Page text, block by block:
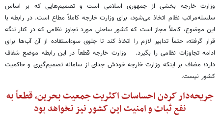
وزارت خارجه بخشی از جمهوری اسلامی است و تصمیم‌هایی که بر اساس
سلسله‌مراتب نظام اتخاذ می‌شود، برای وزارت خارجه کاملاً مطاع است. در رابطه با
این موضوع، کاملاً مجاز است که کشور ساحلیِ مورد تجاوز نظامی که در کنار تنگه
قرار گرفته، حتماً تدابیر لازم را اتخاذ کند تا جلوی سوءاستفاده از آن آب‌ها برای
ادامه تجاوزات نظامی را بگیرد. وزارت خارجه قطعاً در این رابطه موضع شفاف
دارد؛ مضاف بر اینکه وزارت خارجه خودش جدای از سامانه تصمیم‌گیری و حاکمیت
کشور نیست.
جریحه‌دار کردن احساسات اکثریت جمعیت بحرین، قطعاً به
نفع ثبات و امنیت این کشور نیز نخواهد بود